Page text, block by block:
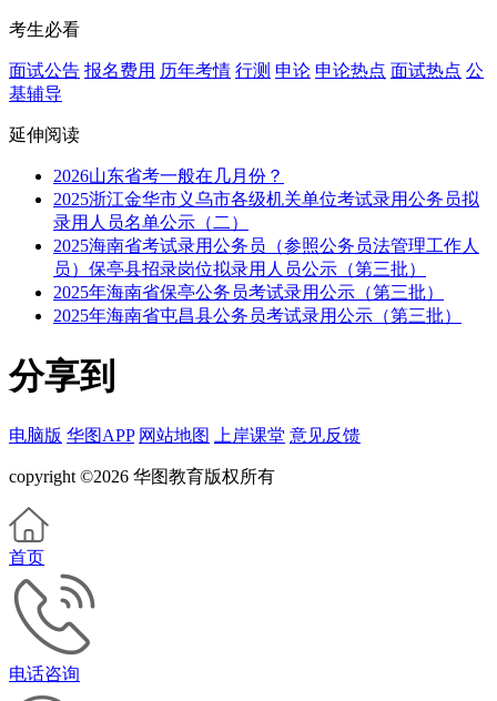
考生必看
面试公告 报名费用 历年考情 行测 申论 申论热点 面试热点 公
基辅导
延伸阅读
2026山东省考一般在几月份？
2025浙江金华市义乌市各级机关单位考试录用公务员拟
录用人员名单公示（二）
2025海南省考试录用公务员（参照公务员法管理工作人
员）保亭县招录岗位拟录用人员公示（第三批）
2025年海南省保亭公务员考试录用公示（第三批）
2025年海南省屯昌县公务员考试录用公示（第三批）
分享到
电脑版 华图APP 网站地图 上岸课堂 意见反馈
copyright ©2026 华图教育版权所有
首页
电话咨询